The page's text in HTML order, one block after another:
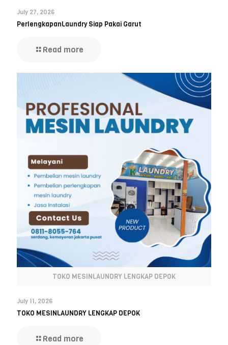
July 27, 2026
PerlengkapanLaundry Siap Pakai Garut
Read more
TOKO MESINLAUNDRY LENGKAP DEPOK
July 11, 2026
TOKO MESINLAUNDRY LENGKAP DEPOK
Read more